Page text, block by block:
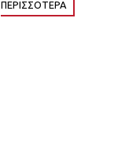
ΠΕΡΙΣΣΌΤΕΡΑ